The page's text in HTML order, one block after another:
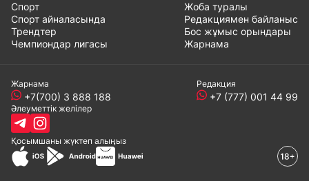
Спорт
Спорт айналасында
Трендтер
Чемпиондар лигасы
Жоба туралы
Редакциямен байланыс
Бос жұмыс орындары
Жарнама
Жарнама
+7(700) 3 888 188
Редакция
+7 (777) 001 44 99
Әлеуметтік желілер
Қосымшаны жүктеп алыңыз